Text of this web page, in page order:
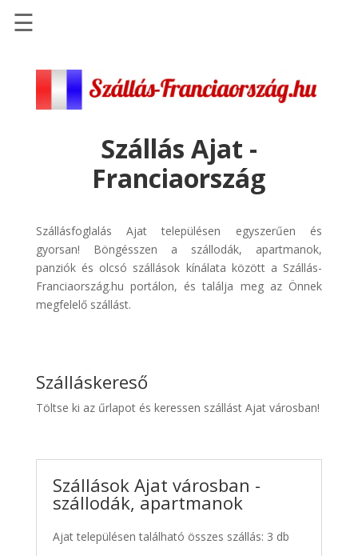
Szállások
Repülőjegy
pénzvisszatérítéssel
Discover
Cars
Transzfer
☰
Szállás Ajat -
Franciaország
Szállásfoglalás Ajat településen egyszerűen és
gyorsan! Böngésszen a szállodák, apartmanok,
panziók és olcsó szállások kínálata között a Szállás-
Franciaország.hu portálon, és találja meg az Önnek
megfelelő szállást.
Szálláskereső
Töltse ki az űrlapot és keressen szállást Ajat városban!
Szállások Ajat városban -
szállodák, apartmanok
Ajat településen található összes szállás: 3 db